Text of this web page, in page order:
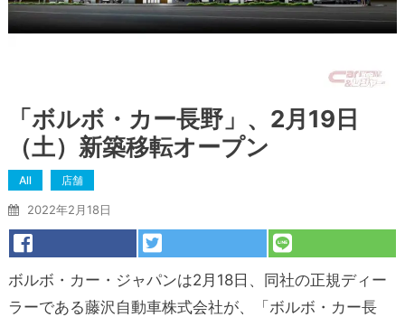
「ボルボ・カー長野」、2月19日
（土）新築移転オープン
All 店舗
2022年2月18日
ボルボ・カー・ジャパンは2月18日、同社の正規ディー
ラーである藤沢自動車株式会社が、「ボルボ・カー長